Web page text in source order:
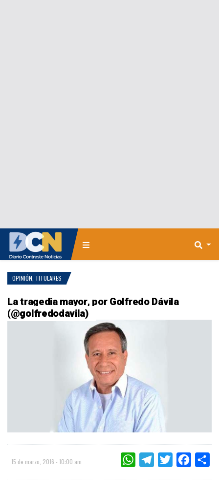
OPINIÓN TITULARES
La tragedia mayor, por Golfredo Dávila
(@golfredodavila)
15 de marzo, 2016 - 10:00 am WHATSAPPTELEGRAMTWITTER